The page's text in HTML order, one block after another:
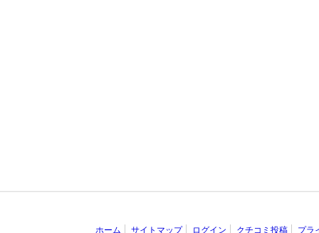
ホーム サイトマップ ログイン クチコミ投稿 プラ